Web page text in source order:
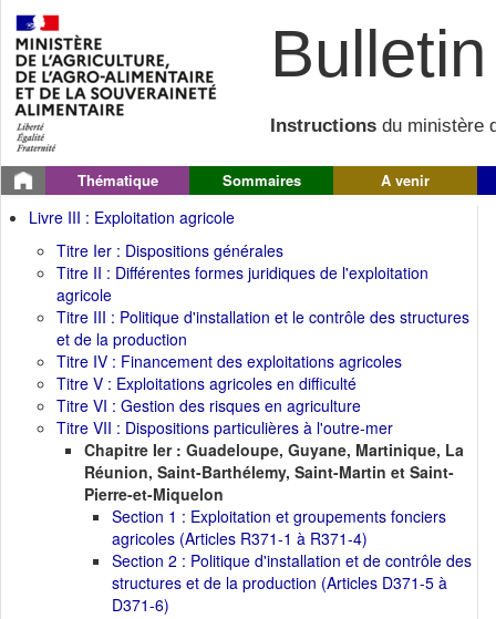
Instructions du ministère
Thématique Sommaires A venir
Livre III : Exploitation agricole
Titre Ier : Dispositions générales
Titre II : Différentes formes juridiques de l'exploitation
agricole
Titre III : Politique d'installation et le contrôle des structures
et de la production
Titre IV : Financement des exploitations agricoles
Titre V : Exploitations agricoles en difficulté
Titre VI : Gestion des risques en agriculture
Titre VII : Dispositions particulières à l'outre-mer
Chapitre Ier : Guadeloupe, Guyane, Martinique, La
Réunion, Saint-Barthélemy, Saint-Martin et Saint-
Pierre-et-Miquelon
Section 1 : Exploitation et groupements fonciers
agricoles (Articles R371-1 à R371-4)
Section 2 : Politique d'installation et de contrôle des
structures et de la production (Articles D371-5 à
D371-6)